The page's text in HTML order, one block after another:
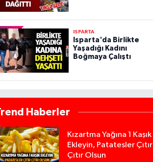
ISPARTA
Isparta'da Birlikte
Yaşadığı Kadını
Boğmaya Çalıştı
Haberler
Kızartma Yağına 1 Kaşık
Ekleyin, Patatesler Çıtır
Çıtır Olsun